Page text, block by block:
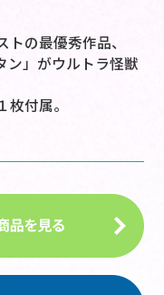
の最優秀作品、
ン」がウルトラ怪獣
付属。